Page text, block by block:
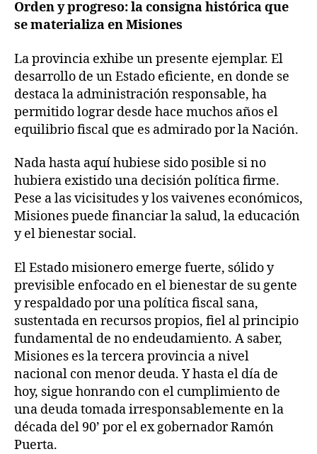
Orden y progreso: la consigna histórica que
se materializa en Misiones
La provincia exhibe un presente ejemplar. El
desarrollo de un Estado eficiente, en donde se
destaca la administración responsable, ha
permitido lograr desde hace muchos años el
equilibrio fiscal que es admirado por la Nación.
Nada hasta aquí hubiese sido posible si no
hubiera existido una decisión política firme.
Pese a las vicisitudes y los vaivenes económicos,
Misiones puede financiar la salud, la educación
y el bienestar social.
El Estado misionero emerge fuerte, sólido y
previsible enfocado en el bienestar de su gente
y respaldado por una política fiscal sana,
sustentada en recursos propios, fiel al principio
fundamental de no endeudamiento. A saber,
Misiones es la tercera provincia a nivel
nacional con menor deuda. Y hasta el día de
hoy, sigue honrando con el cumplimiento de
una deuda tomada irresponsablemente en la
década del 90’ por el ex gobernador Ramón
Puerta.